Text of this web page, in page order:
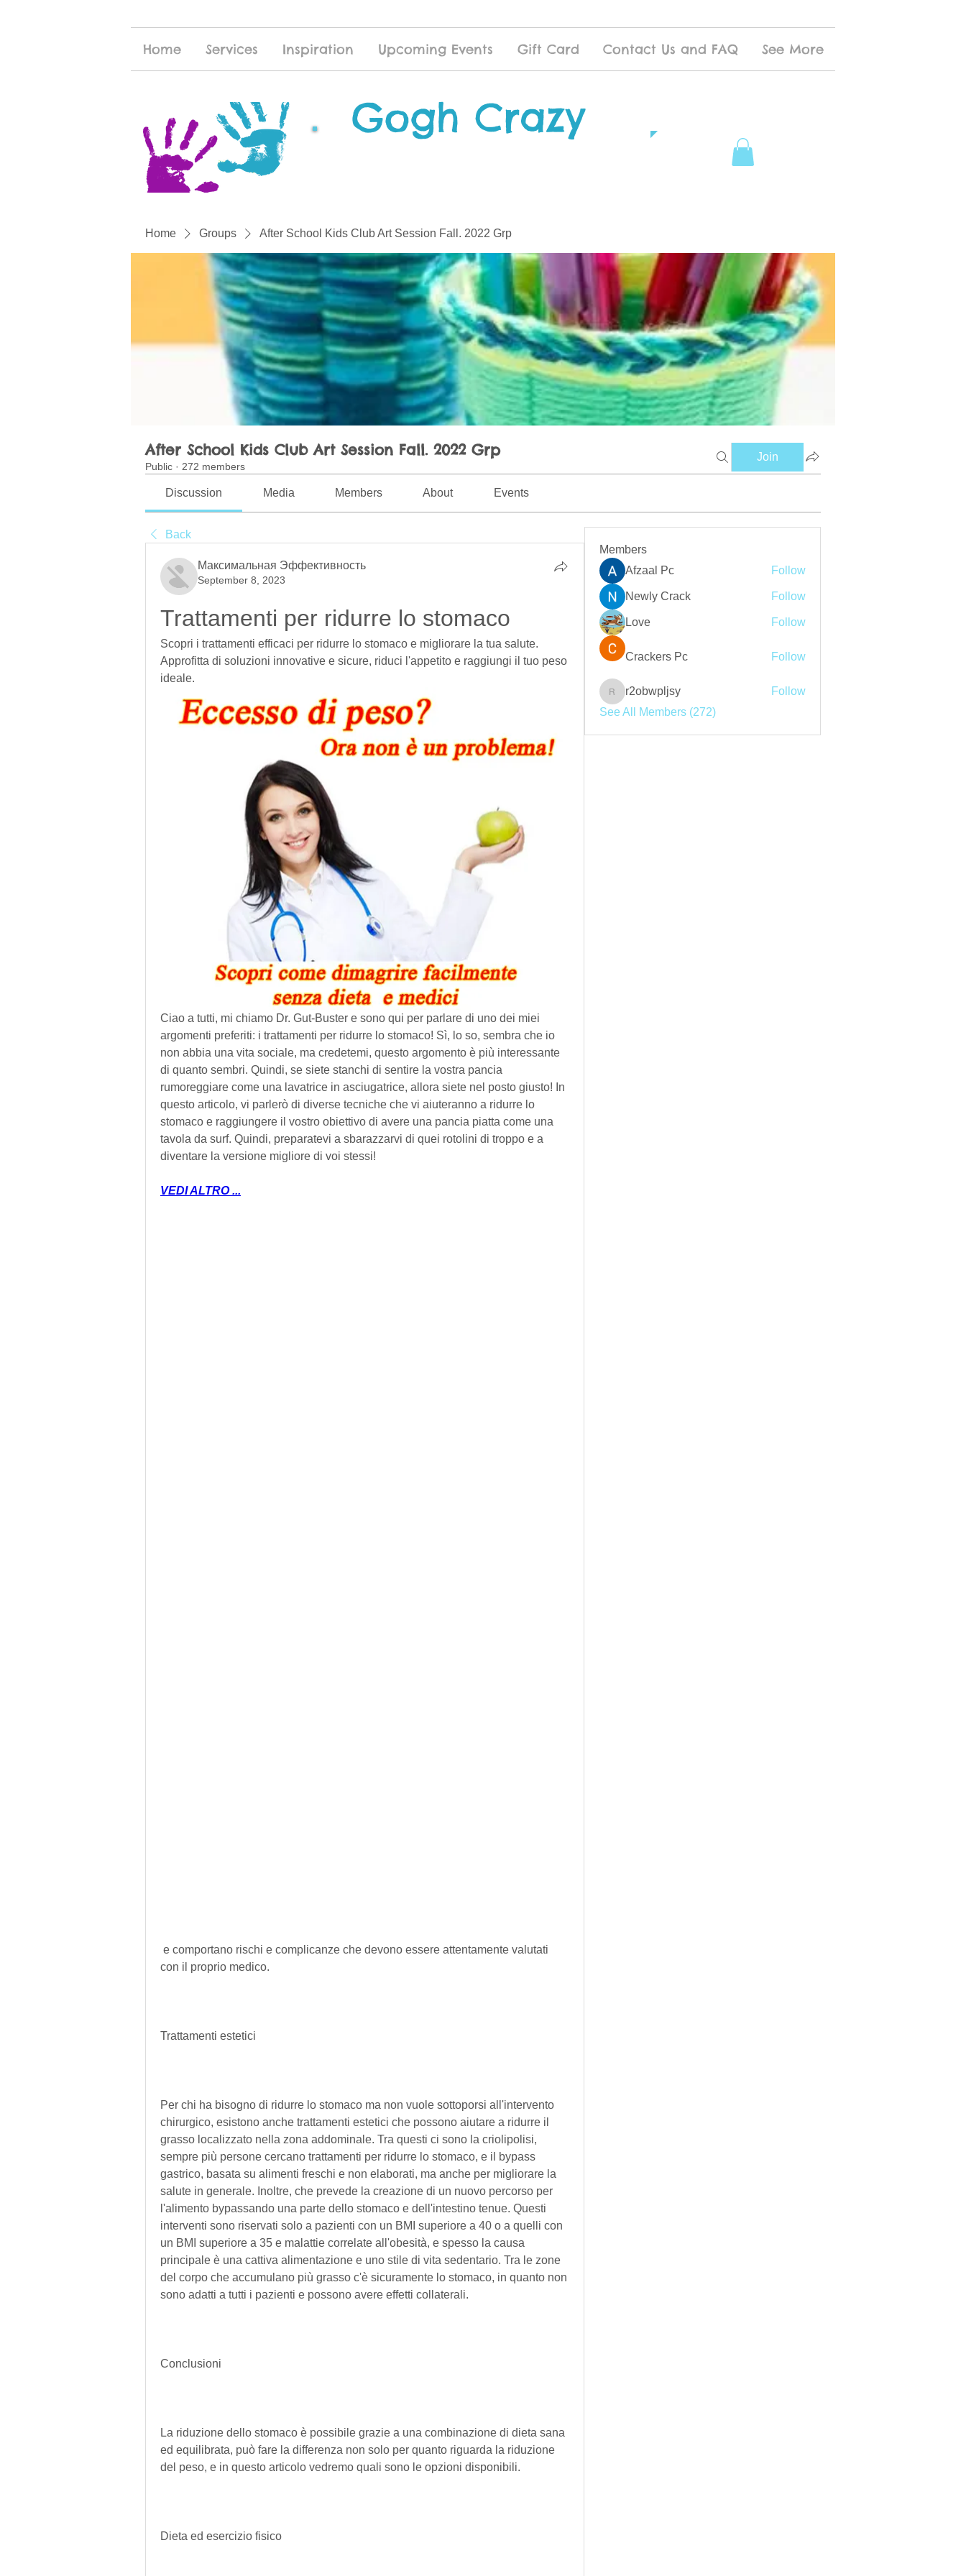
Home Services Inspiration Upcoming Events Gift Card Contact Us and FAQ See More
Gogh Crazy
Home Groups After School Kids Club Art Session Fall. 2022 Grp
After School Kids Club Art Session Fall. 2022 Grp
Public · 272 members
Join
Discussion Media Members About Events
Back
Максимальная Эффективность
September 8, 2023
Trattamenti per ridurre lo stomaco
Scopri i trattamenti efficaci per ridurre lo stomaco e migliorare la tua salute.
Approfitta di soluzioni innovative e sicure, riduci l'appetito e raggiungi il tuo peso
ideale.
Ciao a tutti, mi chiamo Dr. Gut-Buster e sono qui per parlare di uno dei miei
argomenti preferiti: i trattamenti per ridurre lo stomaco! Sì, lo so, sembra che io
non abbia una vita sociale, ma credetemi, questo argomento è più interessante
di quanto sembri. Quindi, se siete stanchi di sentire la vostra pancia
rumoreggiare come una lavatrice in asciugatrice, allora siete nel posto giusto! In
questo articolo, vi parlerò di diverse tecniche che vi aiuteranno a ridurre lo
stomaco e raggiungere il vostro obiettivo di avere una pancia piatta come una
tavola da surf. Quindi, preparatevi a sbarazzarvi di quei rotolini di troppo e a
diventare la versione migliore di voi stessi!
VEDI ALTRO ...
con il proprio medico.
Trattamenti estetici
Per chi ha bisogno di ridurre lo stomaco ma non vuole sottoporsi all'intervento
chirurgico, esistono anche trattamenti estetici che possono aiutare a ridurre il
grasso localizzato nella zona addominale. Tra questi ci sono la criolipolisi,
sempre più persone cercano trattamenti per ridurre lo stomaco, e il bypass
gastrico, basata su alimenti freschi e non elaborati, ma anche per migliorare la
salute in generale. Inoltre, che prevede la creazione di un nuovo percorso per
l'alimento bypassando una parte dello stomaco e dell'intestino tenue. Questi
interventi sono riservati solo a pazienti con un BMI superiore a 40 o a quelli con
un BMI superiore a 35 e malattie correlate all'obesità, e spesso la causa
principale è una cattiva alimentazione e uno stile di vita sedentario. Tra le zone
del corpo che accumulano più grasso c'è sicuramente lo stomaco, in quanto non
sono adatti a tutti i pazienti e possono avere effetti collaterali.
Conclusioni
La riduzione dello stomaco è possibile grazie a una combinazione di dieta sana
ed equilibrata, può fare la differenza non solo per quanto riguarda la riduzione
del peso, e in questo articolo vedremo quali sono le opzioni disponibili.
Dieta ed esercizio fisico
Members
Afzaal Pc
Follow
Newly Crack Follow
Love Follow
Crackers Pc Follow
r2obwpljsy
r2obwpljsy
Follow
See All Members (272)